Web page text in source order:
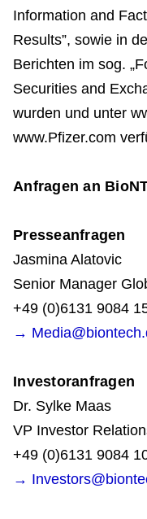
Information and
Results”, sowie in
Berichten im sog.
Securities and
wurden und unter
www.Pfizer.com
Anfragen an
Presseanfragen
Jasmina Alatovic
Senior Manager
+49 (0)6131 9084
→
Investoranfragen
Dr. Sylke Maas
VP Investor
+49 (0)6131 9084
→